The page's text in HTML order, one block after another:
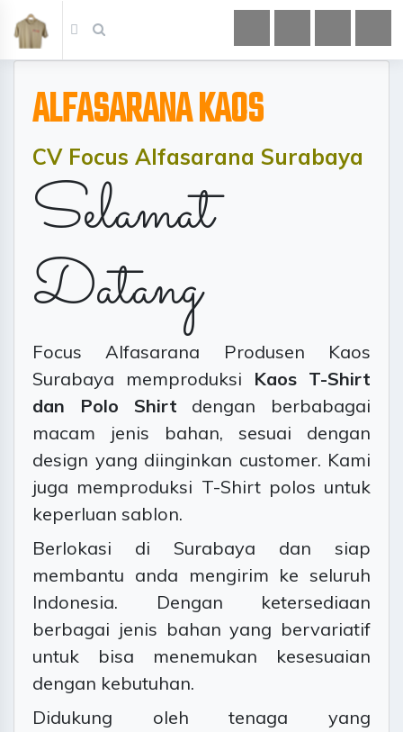
ALFASARANA KAOS
CV Focus Alfasarana Surabaya
Selamat
Datang
Focus Alfasarana Produsen Kaos
Surabaya memproduksi Kaos T-Shirt
dan Polo Shirt dengan berbabagai
macam jenis bahan, sesuai dengan
design yang diinginkan customer. Kami
juga memproduksi T-Shirt polos untuk
keperluan sablon.
Berlokasi di Surabaya dan siap
membantu anda mengirim ke seluruh
Indonesia. Dengan ketersediaan
berbagai jenis bahan yang bervariatif
untuk bisa menemukan kesesuaian
dengan kebutuhan.
Didukung oleh tenaga yang